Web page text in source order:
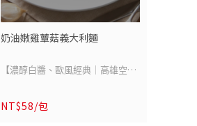
奶油嫩雞蕈菇義大利麵
【濃醇白醬、歐風經典｜高雄空廚
NT$58/包